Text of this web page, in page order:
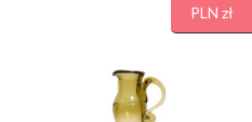
PLN zł